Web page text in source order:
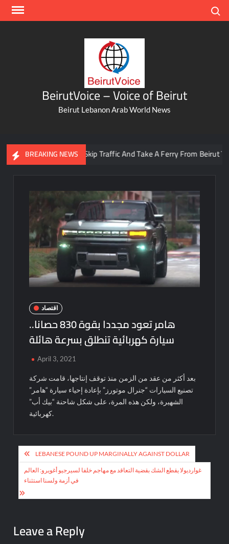
Skip
BeirutVoice – Voice of Beirut
Beirut Lebanon Arab World News
BREAKING NEWS
You Can Now Skip Traffic And Take A Ferry From Beirut To
اقتصاد
هامر تعود مجددا بقوة 830 حصانا..
سيارة كهربائية تنطلق بسرعة هائلة
April 3, 2021
بعد أكثر من عقد من الزمن منذ توقف إنتاجها، قامت شركة
تصنيع السيارات “جنرال موتورز” بإعادة إحياء سيارة “هامر”
الشهيرة، ولكن هذه المرة، على شكل شاحنة “بيك أب”
كهربائية.
Post
navigation
LEBANESE POUND UP MARGINALLY AGAINST DOLLAR
غوارديولا يقطع الشك بقضية التعاقد مع مهاجم خلفا لسيرجيو أغويرو: العالم
في أزمة ولسنا استثناء
Leave a Reply